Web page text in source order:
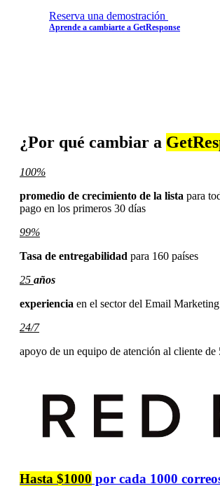
Reserva una demostración
Aprende a cambiarte a GetResponse
¿Por qué cambiar a
100%
promedio de crecimiento de la lista para
pago en los primeros 30 días
99%
Tasa de entregabilidad para 160 países
25 años
experiencia en el sector del Email Marketing
24/7
apoyo de un equipo de atención al cliente de
Hasta $1000 por cada 1000